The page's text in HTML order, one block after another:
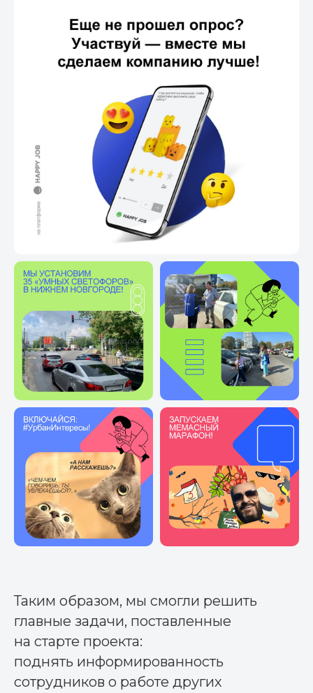
Таким образом, мы смогли решить
главные задачи, поставленные
на старте проекта:
поднять информированность
сотрудников о работе других